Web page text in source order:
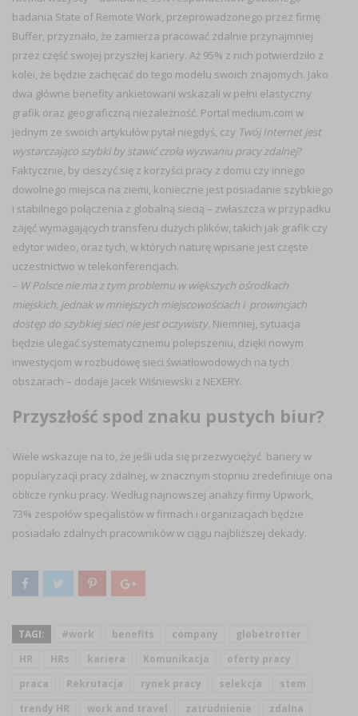
badania State of Remote Work, przeprowadzonego przez firmę
Buffer, przyznało, że zamierza pracować zdalnie przynajmniej
przez część swojej przyszłej kariery. Aż 95% z nich potwierdziło z
kolei, że będzie zachęcać do tego modelu swoich znajomych. Jako
dwa główne benefity ankietowani wskazali w pełni elastyczny
grafik oraz geograficzną niezależność. Portal medium.com w
jednym ze swoich artykułów pytał niegdyś, czy Twój Internet jest
wystarczająco szybki by stawić czoła wyzwaniu pracy zdalnej?
Faktycznie, by cieszyć się z korzyści pracy z domu czy innego
dowolnego miejsca na ziemi, konieczne jest posiadanie szybkiego
i stabilnego połączenia z globalną siecią – zwłaszcza w przypadku
zajęć wymagających transferu dużych plików, takich jak grafik czy
edytor wideo, oraz tych, w których naturę wpisane jest częste
uczestnictwo w telekonferencjach.
– W Polsce nie ma z tym problemu w większych ośrodkach
miejskich, jednak w mniejszych miejscowościach i prowincjach
dostęp do szybkiej sieci nie jest oczywisty. Niemniej, sytuacja
będzie ulegać systematycznemu polepszeniu, dzięki nowym
inwestycjom w rozbudowę sieci światłowodowych na tych
obszarach – dodaje Jacek Wiśniewski z NEXERY.
Przyszłość spod znaku pustych biur?
Wiele wskazuje na to, że jeśli uda się przezwyciężyć bariery w
popularyzacji pracy zdalnej, w znacznym stopniu zredefiniuje ona
oblicze rynku pracy. Według najnowszej analizy firmy Upwork,
73% zespołów specjalistów w firmach i organizacjach będzie
posiadało zdalnych pracowników w ciągu najbliższej dekady.
TAGI: #work benefits company
globetrotter
HR
HRs kariera Komunikacja
oferty pracy
praca
Rekrutacja rynek pracy selekcja
stem
trendy HR
work and travel zatrudnienie zdalna